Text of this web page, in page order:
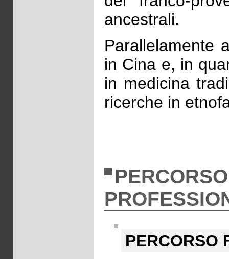
ancestrali.
Parallelamente
in Cina e, in
in medicina
ricerche in
PERCORSO
PERCORSO